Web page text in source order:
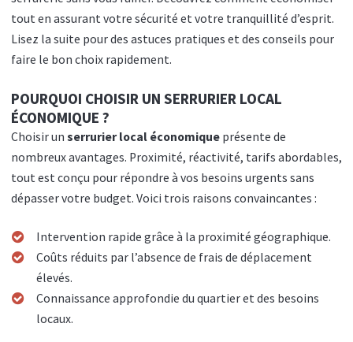
tout en assurant votre sécurité et votre tranquillité d’esprit.
Lisez la suite pour des astuces pratiques et des conseils pour
faire le bon choix rapidement.
POURQUOI CHOISIR UN SERRURIER LOCAL
ÉCONOMIQUE ?
Choisir un serrurier local économique présente de
nombreux avantages. Proximité, réactivité, tarifs abordables,
tout est conçu pour répondre à vos besoins urgents sans
dépasser votre budget. Voici trois raisons convaincantes :
Intervention rapide grâce à la proximité géographique.
Coûts réduits par l’absence de frais de déplacement
élevés.
Connaissance approfondie du quartier et des besoins
locaux.